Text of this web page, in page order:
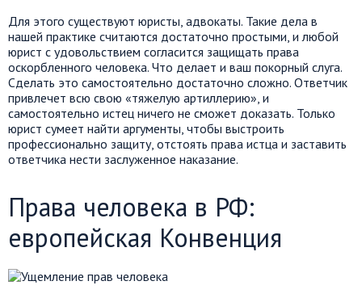
Для этого существуют юристы, адвокаты. Такие дела в
нашей практике считаются достаточно простыми, и любой
юрист с удовольствием согласится защищать права
оскорбленного человека. Что делает и ваш покорный слуга.
Сделать это самостоятельно достаточно сложно. Ответчик
привлечет всю свою «тяжелую артиллерию», и
самостоятельно истец ничего не сможет доказать. Только
юрист сумеет найти аргументы, чтобы выстроить
профессионально защиту, отстоять права истца и заставить
ответчика нести заслуженное наказание.
Права человека в РФ:
европейская Конвенция